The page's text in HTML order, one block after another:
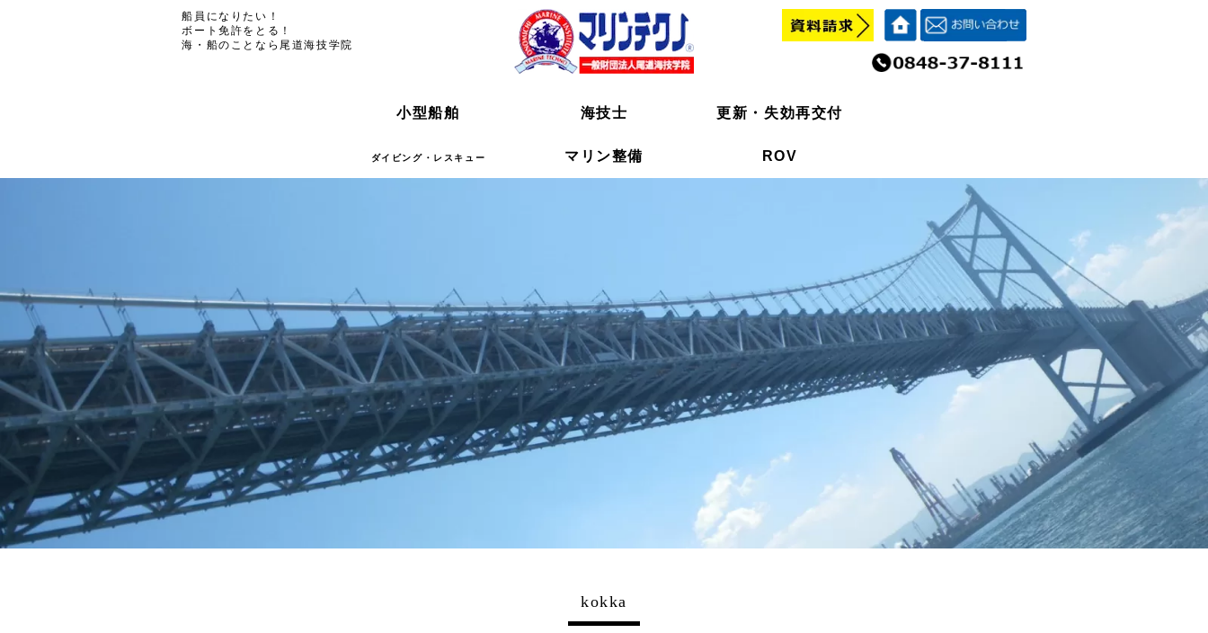
船員になりたい！
ボート免許をとる！
海・船のことなら尾道海技学院
小型船舶 海技士 更新・失効再交付
ダイビング・レスキュー マリン整備 ROV
小型船舶 海技士 更新・失効再交付
ダイビング・レスキュー マリン整備 ROV
kokka